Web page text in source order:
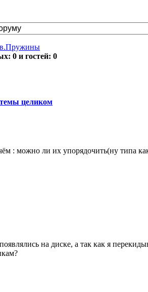
0 и гостей: 0
целиком
: можно ли их упорядочить(ну типа
на диске, а так как я